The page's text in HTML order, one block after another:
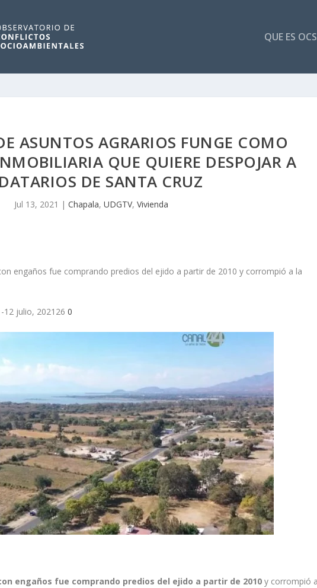
QUE ES
ASUNTOS AGRARIOS FUNGE COMO
QUE QUIERE DESPOJAR A
DE SANTA CRUZ
Jul 13, 2021 | Chapala, UDGTV, Vivienda
engaños fue comprando predios del ejido a partir de 2010 y corrompió a la
12 julio, 2021260
engaños fue comprando predios del ejido a partir de 2010 y corrompió a